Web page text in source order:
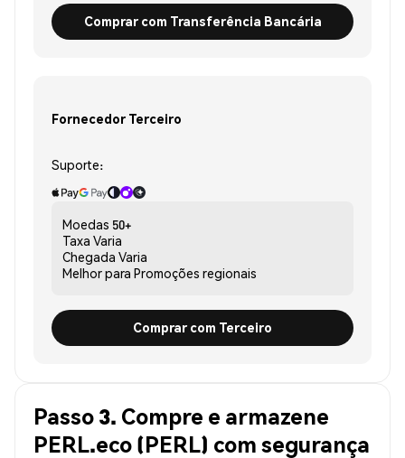
Comprar com Transferência Bancária
Fornecedor Terceiro
Suporte:
Moedas 50+
Taxa Varia
Chegada Varia
Melhor para Promoções regionais
Comprar com Terceiro
Passo 3. Compre e armazene
PERL.eco (PERL) com segurança